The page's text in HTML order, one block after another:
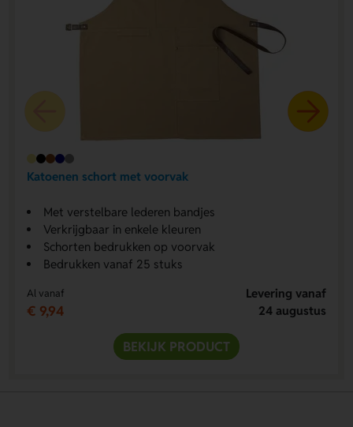
Katoenen schort met voorvak
Met verstelbare lederen bandjes
Verkrijgbaar in enkele kleuren
Schorten bedrukken op voorvak
Bedrukken vanaf 25 stuks
Al vanaf
€ 9,94
Levering vanaf
24 augustus
BEKIJK PRODUCT